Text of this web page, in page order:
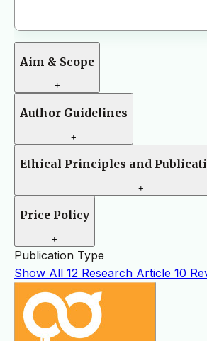
Aim & Scope
+
Author Guidelines
+
Ethical Principles and
+
Price Policy
+
Publication Type
Show All 12 Research Article 10